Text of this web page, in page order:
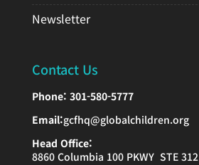
Newsletter
Contact Us
Phone: 301-580-5777
Email:gcfhq@globalchildren.org
Head Office:
8860 Columbia 100 PKWY STE 312